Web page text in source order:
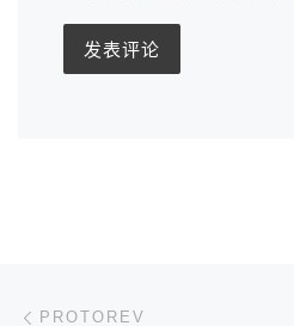
文章导航
PROTOREV